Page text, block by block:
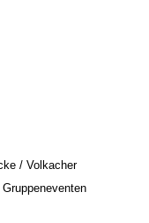
/ Volkacher